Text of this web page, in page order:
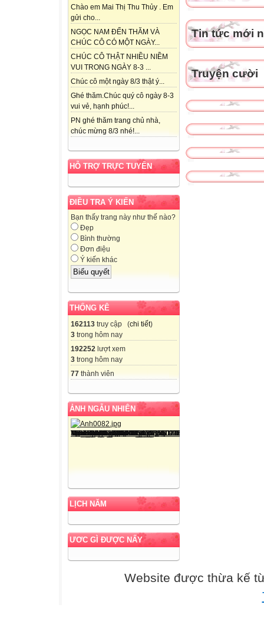
Chào em Mai Thị Thu Thủy . Em
gửi cho...
NGỌC NAM ĐẾN THĂM VÀ
CHÚC CÔ CÓ MỘT NGÀY...
CHÚC CÔ THẬT NHIỀU NIỀM
VUI TRONG NGÀY 8-3 ...
Chúc cô một ngày 8/3 thật ý...
Ghé thăm.Chúc quý cô ngày 8-3
vui vẻ, hạnh phúc!...
PN ghé thăm trang chủ nhà,
chúc mừng 8/3 nhé!...
HỖ TRỢ TRỰC TUYẾN
ĐIỀU TRA Ý KIẾN
Bạn thấy trang này như thế nào?
Đẹp
Bình thường
Đơn điệu
Ý kiến khác
THỐNG KÊ
162113 truy cập (chi tiết)
3 trong hôm nay
192252 lượt xem
3 trong hôm nay
77 thành viên
ẢNH NGẪU NHIÊN
LỊCH NĂM
ƯƠC GÌ ĐƯỢC NẤY
Tin tức mới
Truyện cười
Website được thừa kế